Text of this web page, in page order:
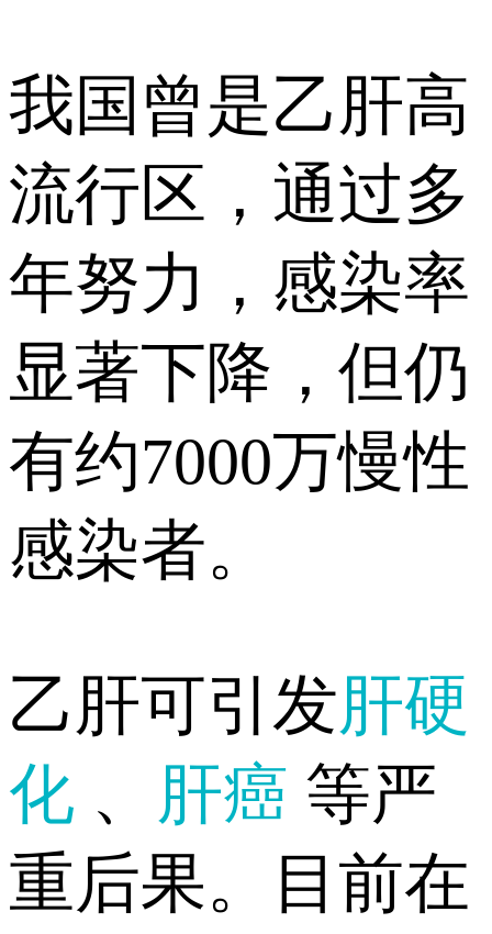
我国曾是乙肝高
流行区，通过多
年努力，感染率
显著下降，但仍
有约7000万慢性
感染者。
乙肝可引发肝硬
化 、 肝癌 等严
重后果。目前在